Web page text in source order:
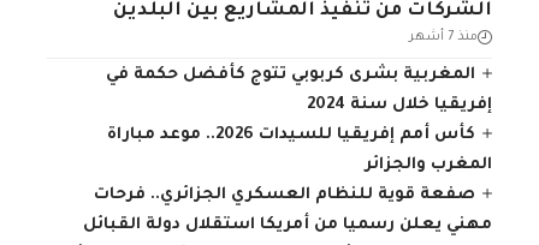
الشركات من تنفيذ المشاريع بين البلدين
منذ 7 أشهر
المغربية بشرى كربوبي تتوج كأفضل حكمة في
إفريقيا خلال سنة 2024
كأس أمم إفريقيا للسيدات 2026.. موعد مباراة
المغرب والجزائر
صفعة قوية للنظام العسكري الجزائري.. فرحات
مهني يعلن رسميا من أمريكا استقلال دولة القبائل